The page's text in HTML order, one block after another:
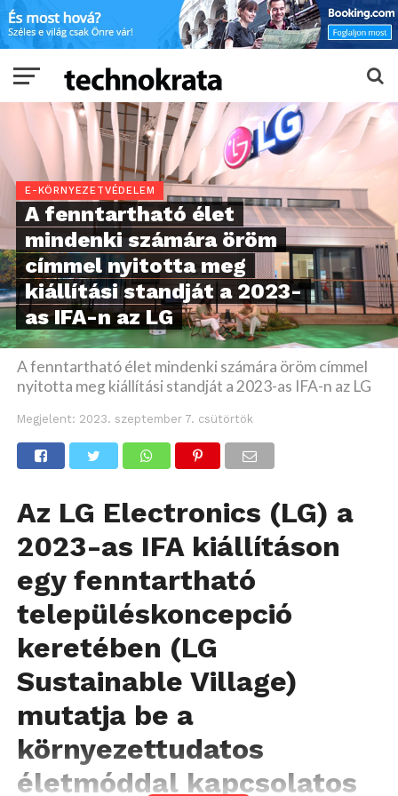
E-KÖRNYEZETVÉDELEM
A fenntartható élet
mindenki számára öröm
címmel nyitotta meg
kiállítási standját a 2023-
as IFA-n az LG
A fenntartható élet mindenki számára öröm címmel
nyitotta meg kiállítási standját a 2023-as IFA-n az LG
Megjelent: 2023. szeptember 7. csütörtök
Az LG Electronics (LG) a
2023-as IFA kiállításon
egy fenntartható
településkoncepció
keretében (LG
Sustainable Village)
mutatja be a
környezettudatos
életmóddal kapcsolatos